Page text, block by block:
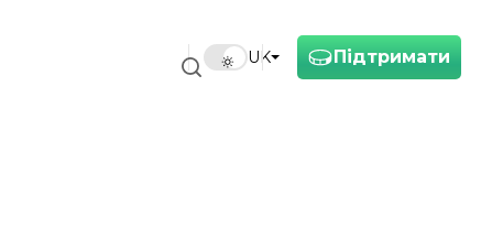
Підтримати
UK